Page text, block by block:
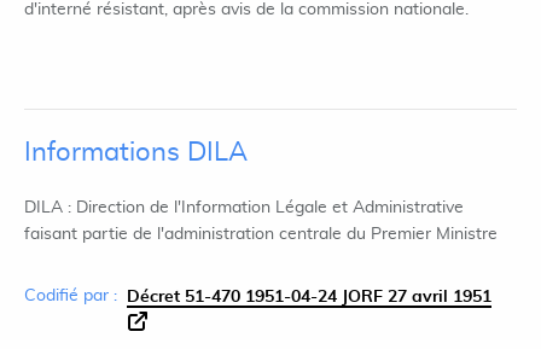
d'interné résistant, après avis de la commission nationale.
Informations DILA
DILA : Direction de l'Information Légale et Administrative
faisant partie de l'administration centrale du Premier Ministre
Codifié par : Décret 51-470 1951-04-24 JORF 27 avril 1951